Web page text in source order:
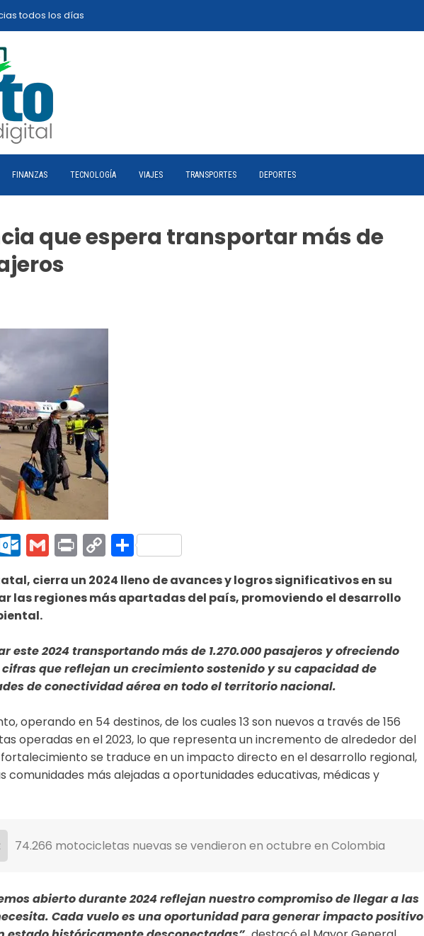
todos los días
FINANZAS TECNOLOGÍA VIAJES TRANSPORTES DEPORTES
que espera transportar más de
Outlook.com
Gmail
PrintCopy
Link
Compartir
cierra un 2024 lleno de avances y logros significativos en su
las regiones más apartadas del país, promoviendo el desarrollo
este 2024 transportando más de 1.270.000 pasajeros y ofreciendo
cifras que reflejan un crecimiento sostenido y su capacidad de
de conectividad aérea en todo el territorio nacional.
operando en 54 destinos, de los cuales 13 son nuevos a través de 156
operadas en el 2023, lo que representa un incremento de alrededor del
fortalecimiento se traduce en un impacto directo en el desarrollo regional,
comunidades más alejadas a oportunidades educativas, médicas y
74.266 motocicletas nuevas se vendieron en octubre en Colombia
abierto durante 2024 reflejan nuestro compromiso de llegar a las
Cada vuelo es una oportunidad para generar impacto positivo